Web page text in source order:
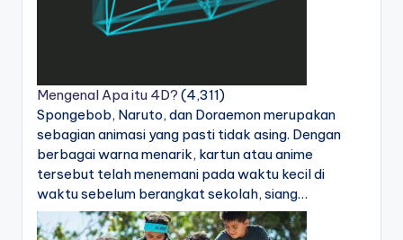
Mengenal Apa itu 4D? (4,311)
Spongebob, Naruto, dan Doraemon merupakan
sebagian animasi yang pasti tidak asing. Dengan
berbagai warna menarik, kartun atau anime
tersebut telah menemani pada waktu kecil di
waktu sebelum berangkat sekolah, siang…